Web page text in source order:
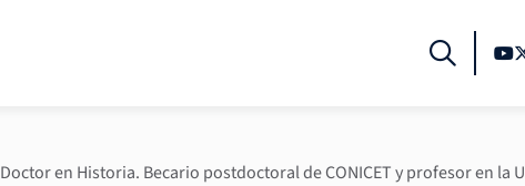
Doctor en Historia. Becario postdoctoral de CONICET y profesor en la